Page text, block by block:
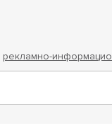
рекламно-